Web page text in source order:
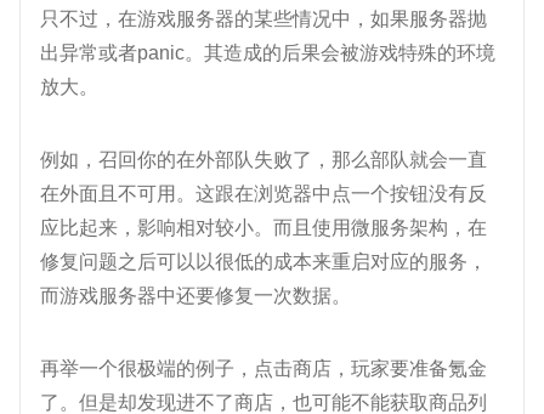
只不过，在游戏服务器的某些情况中，如果服务器抛
出异常或者panic。其造成的后果会被游戏特殊的环境
放大。
例如，召回你的在外部队失败了，那么部队就会一直
在外面且不可用。这跟在浏览器中点一个按钮没有反
应比起来，影响相对较小。而且使用微服务架构，在
修复问题之后可以以很低的成本来重启对应的服务，
而游戏服务器中还要修复一次数据。
再举一个很极端的例子，点击商店，玩家要准备氪金
了。但是却发现进不了商店，也可能不能获取商品列